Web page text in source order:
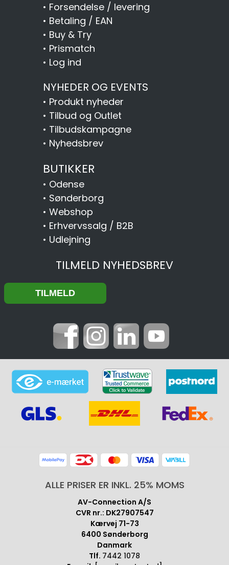
• Forsendelse / levering
• Betaling / EAN
• Buy & Try
• Prismatch
• Log ind
NYHEDER OG EVENTS
• Produkt nyheder
• Tilbud og Outlet
• Tilbudskampagne
• Nyhedsbrev
BUTIKKER
• Odense
• Sønderborg
• Webshop
• Erhvervssalg / B2B
• Udlejning
TILMELD NYHEDSBREV
ALLE PRISER ER INKL. 25% MOMS
AV-Connection A/S
CVR nr.: DK27907547
Kærvej 71-73
6400 Sønderborg
Danmark
Tlf. 7442 1078